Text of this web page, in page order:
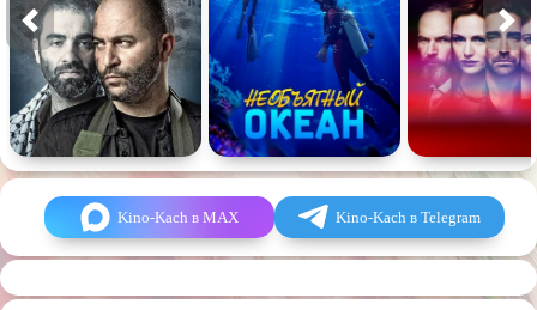
Kino-Kach в MAX Kino-Kach в Telegram